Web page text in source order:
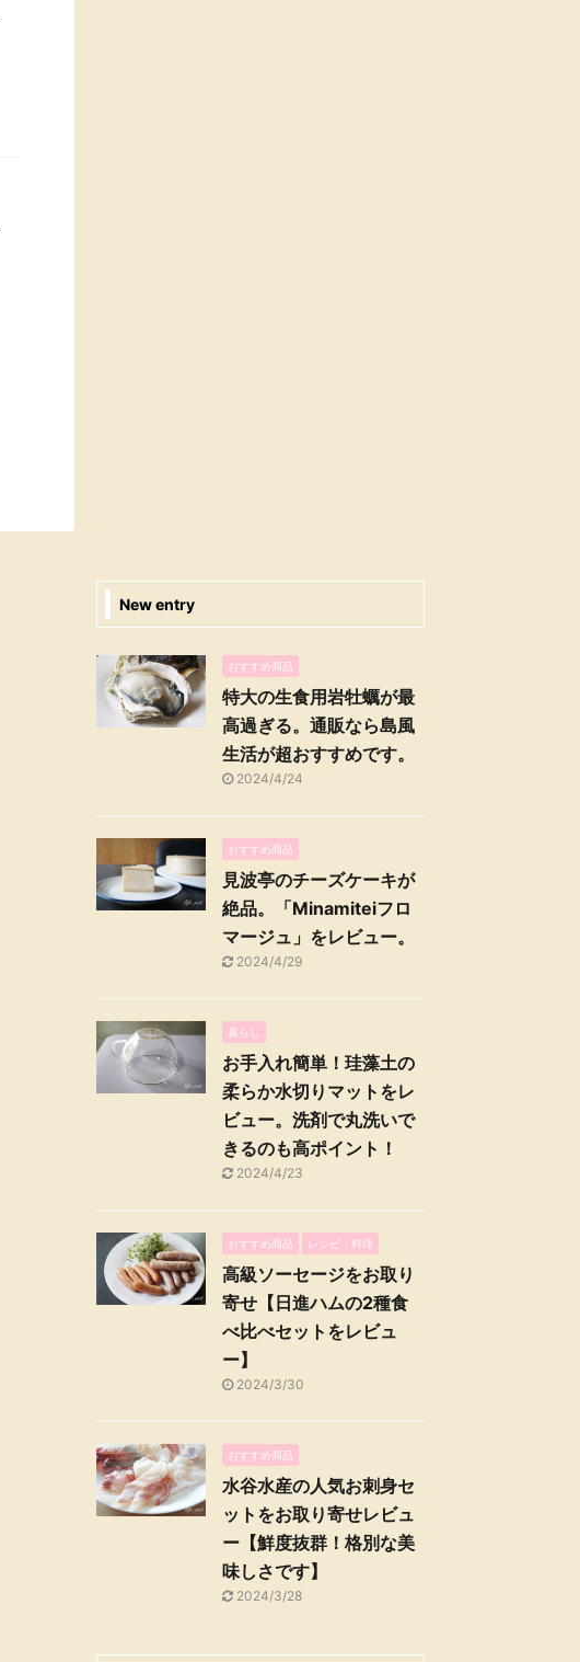
New entry
おすすめ商品
特大の生食用岩牡蠣が最
高過ぎる。通販なら島風
生活が超おすすめです。
2024/4/24
おすすめ商品
見波亭のチーズケーキが
絶品。「Minamiteiフロ
マージュ」をレビュー。
2024/4/29
暮らし
お手入れ簡単！珪藻土の
柔らか水切りマットをレ
ビュー。洗剤で丸洗いで
きるのも高ポイント！
2024/4/23
おすすめ商品 レシピ・料理
高級ソーセージをお取り
寄せ【日進ハムの2種食
べ比べセットをレビュ
ー】
2024/3/30
おすすめ商品
水谷水産の人気お刺身セ
ットをお取り寄せレビュ
ー【鮮度抜群！格別な美
味しさです】
2024/3/28